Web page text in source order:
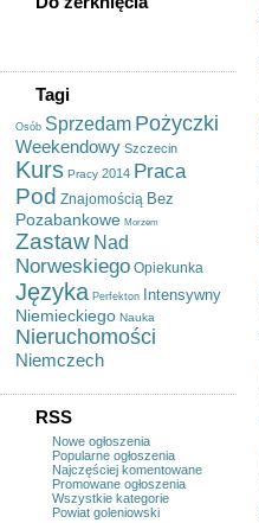
Tagi
Osób Sprzedam Pożyczki
Weekendowy Szczecin
Kurs Pracy 2014 Praca
Pod Znajomością Bez
Pozabankowe Morzem
Zastaw Nad
Norweskiego Opiekunka
Języka Perfekton Intensywny
Niemieckiego Nauka
Nieruchomości
Niemczech
RSS
Nowe ogłoszenia
Popularne ogłoszenia
Najczęściej komentowane
Promowane ogłoszenia
Wszystkie kategorie
Powiat goleniowski